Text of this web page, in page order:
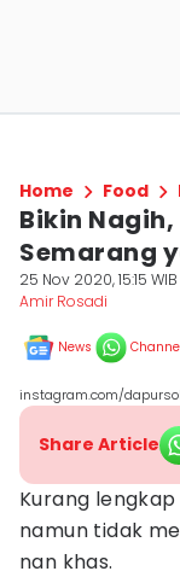
Home Food
Bikin
Semarang
25 Nov 2020, 15:15 WIB
Amir Rosadi
News
instagram.com/
Share Article
Kurang
namun tidak
nan khas.